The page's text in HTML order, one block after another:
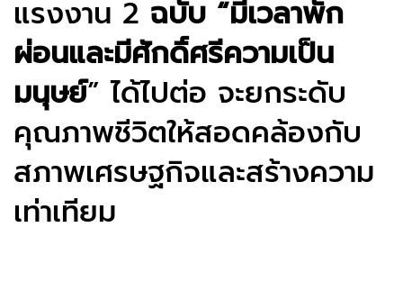
แรงงาน 2 ฉบับ “มีเวลาพัก
ผ่อนและมีศักดิ์ศรีความเป็น
มนุษย์” ได้ไปต่อ จะยกระดับ
คุณภาพชีวิตให้สอดคล้องกับ
สภาพเศรษฐกิจและสร้างความ
เท่าเทียม